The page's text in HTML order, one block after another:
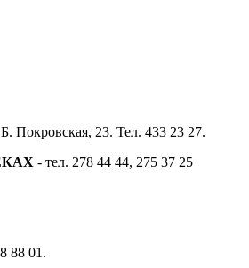
Покровская, 23. Тел. 433 23 27.
- тел. 278 44 44, 275 37 25
88 01.